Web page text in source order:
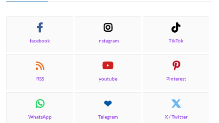
facebook Instagram TikTok
RSS youtube Pinterest
WhatsApp Telegram X / Twitter